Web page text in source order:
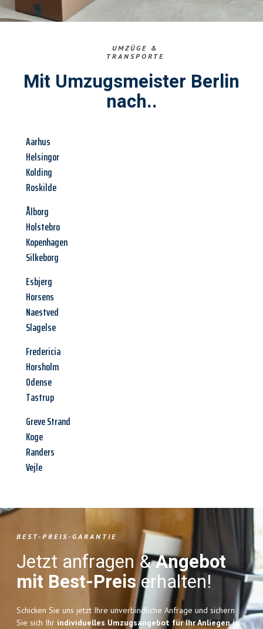
UMZÜGE &
TRANSPORTE
Mit Umzugsmeister Berlin
nach..
Aarhus
Helsingor
Kolding
Roskilde
Ålborg
Holstebro
Kopenhagen
Silkeborg
Esbjerg
Horsens
Naestved
Slagelse
Fredericia
Horsholm
Odense
Tastrup
Greve Strand
Koge
Randers
Vejle
BEST-PREIS-GARANTIE
Jetzt anfragen &Angebot
mit Best-Preiserhalten!
Schicken Sie uns jetzt Ihre unverbindliche Anfrage und sichern
Sie sich Ihr individuelles Umzugsangebot für Ihr Anliegen in